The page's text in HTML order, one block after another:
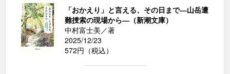
「おかえり」と言える、その日まで―山岳遭
難捜索の現場から―（新潮文庫）
中村富士美／著
2025/12/23
572円（税込）